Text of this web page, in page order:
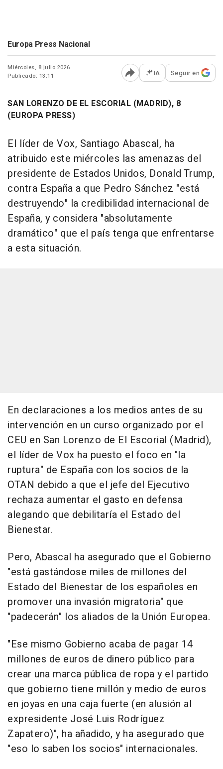
Europa Press Nacional
Miércoles, 8 julio 2026
Publicado: 13:11
Abrir opciones para
IA Seguir en
SAN LORENZO DE EL ESCORIAL (MADRID), 8
(EUROPA PRESS)
El líder de Vox, Santiago Abascal, ha
atribuido este miércoles las amenazas del
presidente de Estados Unidos, Donald Trump,
contra España a que Pedro Sánchez "está
destruyendo" la credibilidad internacional de
España, y considera "absolutamente
dramático" que el país tenga que enfrentarse
a esta situación.
En declaraciones a los medios antes de su
intervención en un curso organizado por el
CEU en San Lorenzo de El Escorial (Madrid),
el líder de Vox ha puesto el foco en "la
ruptura" de España con los socios de la
OTAN debido a que el jefe del Ejecutivo
rechaza aumentar el gasto en defensa
alegando que debilitaría el Estado del
Bienestar.
Pero, Abascal ha asegurado que el Gobierno
"está gastándose miles de millones del
Estado del Bienestar de los españoles en
promover una invasión migratoria" que
"padecerán" los aliados de la Unión Europea.
"Ese mismo Gobierno acaba de pagar 14
millones de euros de dinero público para
crear una marca pública de ropa y el partido
que gobierno tiene millón y medio de euros
en joyas en una caja fuerte (en alusión al
expresidente José Luis Rodríguez
Zapatero)", ha añadido, y ha asegurado que
"eso lo saben los socios" internacionales.